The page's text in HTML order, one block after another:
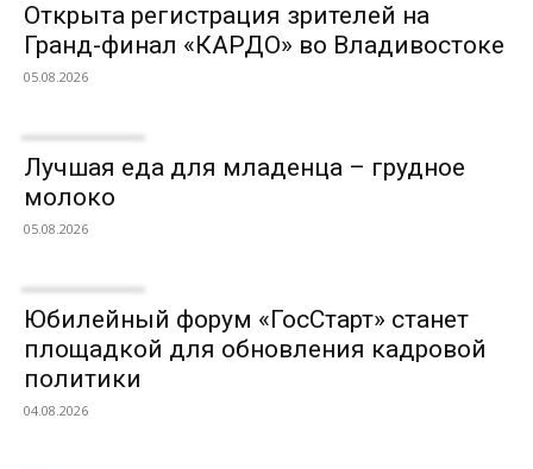
Открыта регистрация зрителей на
Гранд-финал «КАРДО» во Владивостоке
05.08.2026
Лучшая еда для младенца – грудное
молоко
05.08.2026
Юбилейный форум «ГосСтарт» станет
площадкой для обновления кадровой
политики
04.08.2026